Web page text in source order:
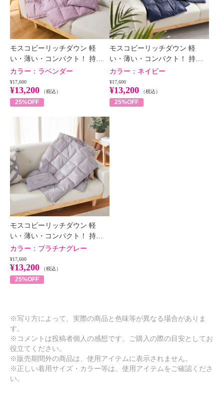
モスコビーリッチダウン 軽
い・薄い・コンパクト！ 持…
カラー： ラベンダー
¥17,600
¥13,200 （税込）
25%OFF
モスコビーリッチダウン 軽
い・薄い・コンパクト！ 持…
カラー： ネイビー
¥17,600
¥13,200 （税込）
25%OFF
モスコビーリッチダウン 軽
い・薄い・コンパクト！ 持…
カラー： プラチナグレー
¥17,600
¥13,200 （税込）
25%OFF
※写り方によって、実際の商品と色味等が異なる場合がありま
す。
※コメントは投稿者個人の感想です。ご購入の際の目安としてお
役立てください。
※販売期間外の商品は、使用アイテムに表示されません。
※正しい着用サイズ・カラー等は、使用アイテムをご確認くださ
い。